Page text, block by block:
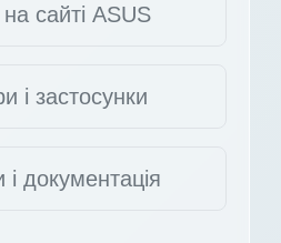
сайті ASUS
і застосунки
і документація